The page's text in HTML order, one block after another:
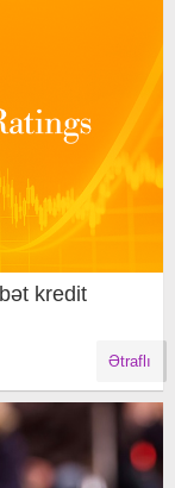
kredit
Ətraflı